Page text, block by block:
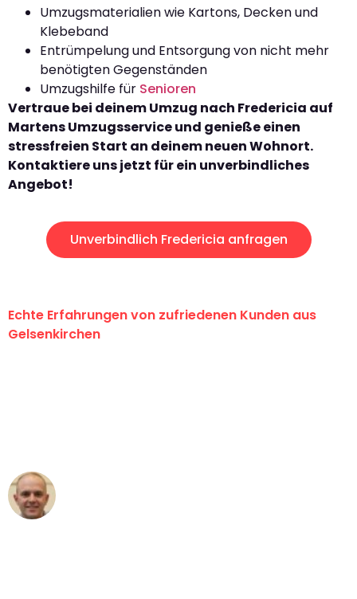
Umzugsmaterialien wie Kartons, Decken und
Klebeband
Entrümpelung und Entsorgung von nicht mehr
benötigten Gegenständen
Umzugshilfe für Senioren
Vertraue bei deinem Umzug nach Fredericia auf
Martens Umzugsservice und genieße einen
stressfreien Start an deinem neuen Wohnort.
Kontaktiere uns jetzt für ein unverbindliches
Angebot!
Unverbindlich Fredericia anfragen
Echte Erfahrungen von zufriedenen Kunden aus
Gelsenkirchen